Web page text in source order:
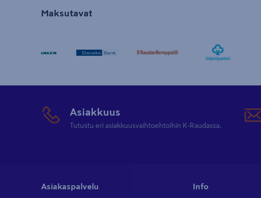
Maksutavat
Asiakkuus
Tutustu eri asiakkuusvaihtoehtoihin K-Raudassa.
Asiakaspalvelu Info